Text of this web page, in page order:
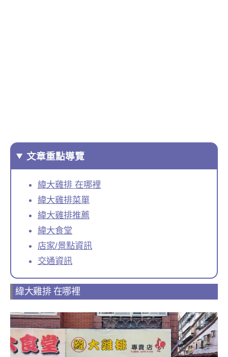
文章重點導覽
緯大雞排 在哪裡
緯大雞排菜單
緯大雞排推薦
緯大食堂
店家/景點資訊
交通資訊
緯大雞排 在哪裡